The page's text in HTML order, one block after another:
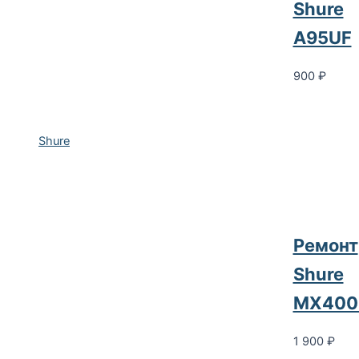
Shure
Shure
A95UF
900 ₽
Ремонт
Shure
1 900 ₽